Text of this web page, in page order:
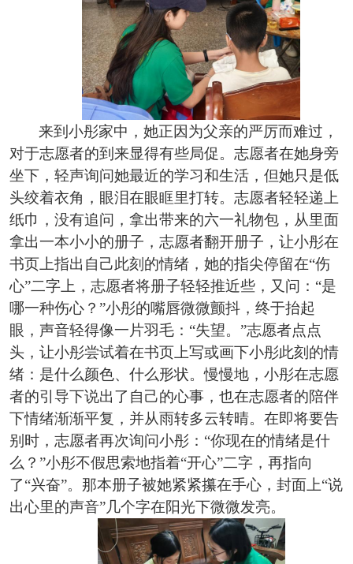
来到小彤家中，她正因为父亲的严厉而难过，
对于志愿者的到来显得有些局促。志愿者在她身旁
坐下，轻声询问她最近的学习和生活，但她只是低
头绞着衣角，眼泪在眼眶里打转。志愿者轻轻递上
纸巾，没有追问，拿出带来的六一礼物包，从里面
拿出一本小小的册子，志愿者翻开册子，让小彤在
书页上指出自己此刻的情绪，她的指尖停留在“伤
心”二字上，志愿者将册子轻轻推近些，又问：“是
哪一种伤心？”小彤的嘴唇微微颤抖，终于抬起
眼，声音轻得像一片羽毛：“失望。”志愿者点点
头，让小彤尝试着在书页上写或画下小彤此刻的情
绪：是什么颜色、什么形状。慢慢地，小彤在志愿
者的引导下说出了自己的心事，也在志愿者的陪伴
下情绪渐渐平复，并从雨转多云转晴。在即将要告
别时，志愿者再次询问小彤：“你现在的情绪是什
么？”小彤不假思索地指着“开心”二字，再指向
了“兴奋”。那本册子被她紧紧攥在手心，封面上“说
出心里的声音”几个字在阳光下微微发亮。